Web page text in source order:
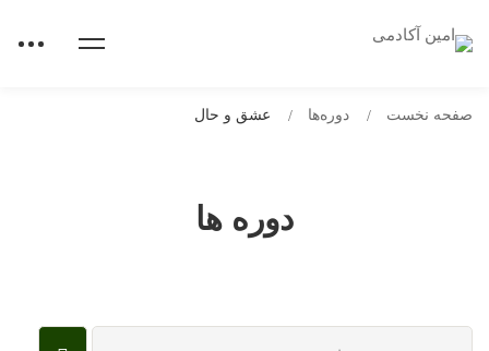
دوره ها
صفحه نخست دوره‌ها عشق و حال